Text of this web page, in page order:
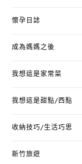
懷孕日誌
成為媽媽之後
我想這是家常菜
我想這是甜點/西點
收納技巧/生活巧思
新竹旅遊